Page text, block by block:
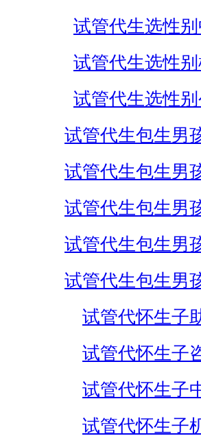
试管代生选性
试管代生选性
试管代生选性别
试管代生包生男
试管代生包生男
试管代生包生男
试管代生包生男
试管代生包生男
试管代怀生子
试管代怀生子
试管代怀生子
试管代怀生子